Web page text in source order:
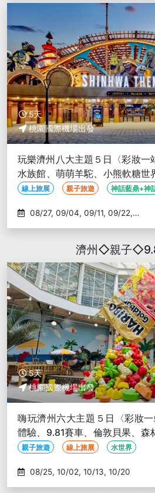
5天
桃園國際機場出發
玩樂濟州八大主題５日〈彩妝一
水族館、萌萌羊駝、小熊軟糖世
自行車
線上旅展 親子旅遊 神話藍鼎+神
09/26
濟州◇親子
5天
桃園國際機場出發
嗨玩濟州六大主題５日〈彩妝
體驗、9.81賽車、倫敦貝果、森
界、韓服體驗
親子旅遊 線上旅展 水世界
08/25, 10/02, 10/13, 10/20